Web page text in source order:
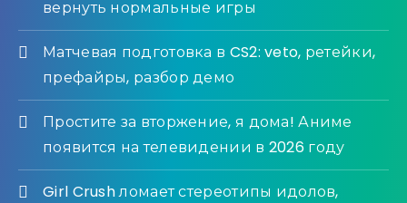
вернуть нормальные игры
Матчевая подготовка в CS2: veto, ретейки,
префайры, разбор демо
Простите за вторжение, я дома! Аниме
появится на телевидении в 2026 году
Girl Crush ломает стереотипы идолов,